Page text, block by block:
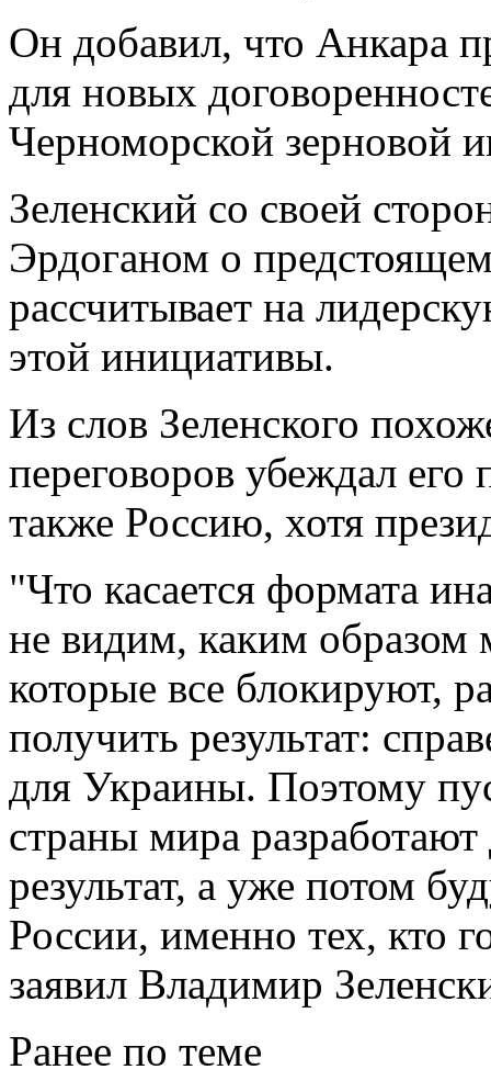
Он добавил, что Анкара
для новых
Черноморской зерновой
Зеленский со своей
Эрдоганом о
рассчитывает на
этой инициативы.
Из слов Зеленского
переговоров убеждал
также Россию, хотя
"Что касается формата
не видим, каким
которые все блокируют,
получить результат:
для Украины. Поэтому
страны мира
результат, а уже потом
России, именно тех, кто
заявил Владимир
Ранее по теме